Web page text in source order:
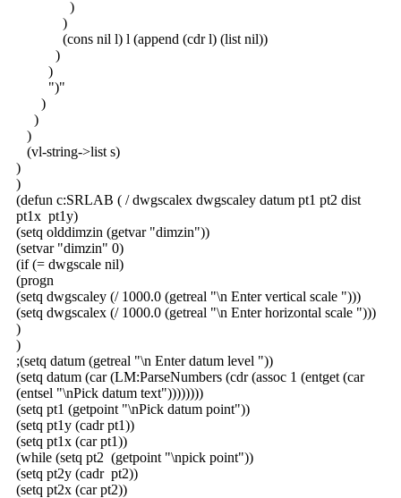
)
)
(cons nil l) l (append (cdr l) (list nil))
)
)
")"
)
)
)
(vl-string->list s)
)
)
(defun c:SRLAB ( / dwgscalex dwgscaley datum pt1 pt2 dist
pt1x pt1y)
(setq olddimzin (getvar "dimzin"))
(setvar "dimzin" 0)
(if (= dwgscale nil)
(progn
(setq dwgscaley (/ 1000.0 (getreal "\n Enter vertical scale ")))
(setq dwgscalex (/ 1000.0 (getreal "\n Enter horizontal scale ")))
)
)
;(setq datum (getreal "\n Enter datum level "))
(setq datum (car (LM:ParseNumbers (cdr (assoc 1 (entget (car
(entsel "\nPick datum text"))))))))
(setq pt1 (getpoint "\nPick datum point"))
(setq pt1y (cadr pt1))
(setq pt1x (car pt1))
(while (setq pt2 (getpoint "\npick point"))
(setq pt2y (cadr pt2))
(setq pt2x (car pt2))